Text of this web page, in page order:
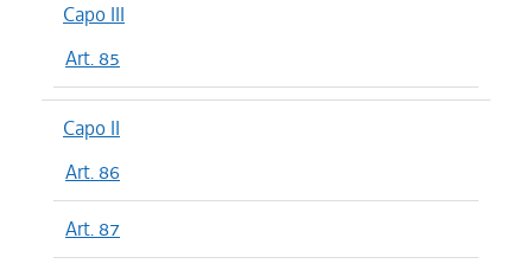
Capo III
Art. 85
Capo II
Art. 86
Art. 87